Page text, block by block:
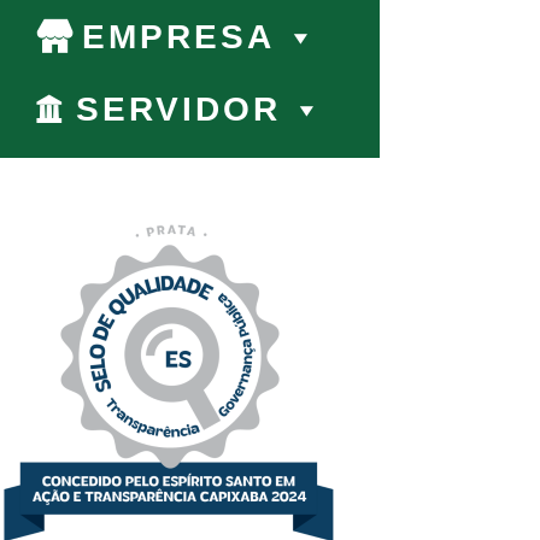
EMPRESA
SERVIDOR